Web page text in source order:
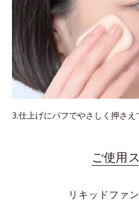
3.仕上げにパフでやさしく押さえ
ご使用
リキッドファ